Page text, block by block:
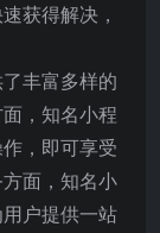
获得解决，
丰富多样的
，知名小程
，即可享受
面，知名小
户提供一站